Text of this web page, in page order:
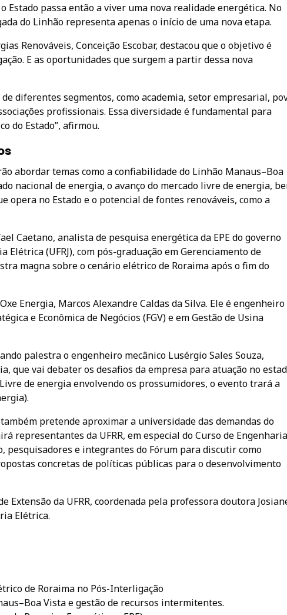
Estado passa então a viver uma nova realidade energética. No
do Linhão representa apenas o início de uma nova etapa.
Renováveis, Conceição Escobar, destacou que o objetivo é
E as oportunidades que surgem a partir dessa nova
diferentes segmentos, como academia, setor empresarial,
profissionais. Essa diversidade é fundamental para
do Estado”, afirmou.
abordar temas como a confiabilidade do Linhão Manaus–Boa
nacional de energia, o avanço do mercado livre de energia,
opera no Estado e o potencial de fontes renováveis, como a
Caetano, analista de pesquisa energética da EPE do governo
Elétrica (UFRJ), com pós-graduação em Gerenciamento de
magna sobre o cenário elétrico de Roraima após o fim do
Energia, Marcos Alexandre Caldas da Silva. Ele é engenheiro
e Econômica de Negócios (FGV) e em Gestão de Usina
palestra o engenheiro mecânico Lusérgio Sales Souza,
que vai debater os desafios da empresa para atuação no
de energia envolvendo os prossumidores, o evento trará a
pretende aproximar a universidade das demandas do
representantes da UFRR, em especial do Curso de Engenharia
pesquisadores e integrantes do Fórum para discutir como
concretas de políticas públicas para o desenvolvimento
Extensão da UFRR, coordenada pela professora doutora
Elétrica.
de Roraima no Pós-Interligação
Vista e gestão de recursos intermitentes.